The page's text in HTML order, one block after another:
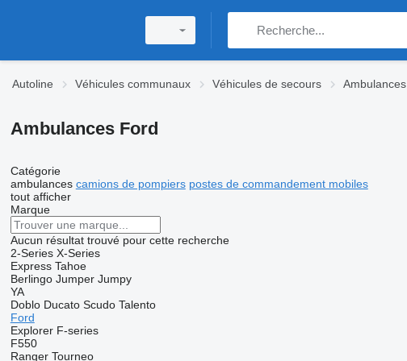
Autoline Véhicules communaux Véhicules de secours Ambulances
Ambulances Ford
Catégorie
ambulances camions de pompiers postes de commandement mobiles
tout afficher
Marque
Aucun résultat trouvé pour cette recherche
2-Series X-Series
Express Tahoe
Berlingo Jumper Jumpy
YA
Doblo Ducato Scudo Talento
Ford
Explorer F-series
F550
Ranger Tourneo